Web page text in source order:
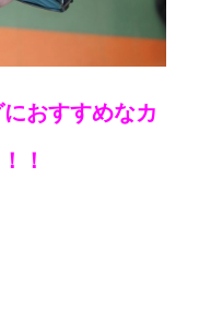
おすすめなカ
！